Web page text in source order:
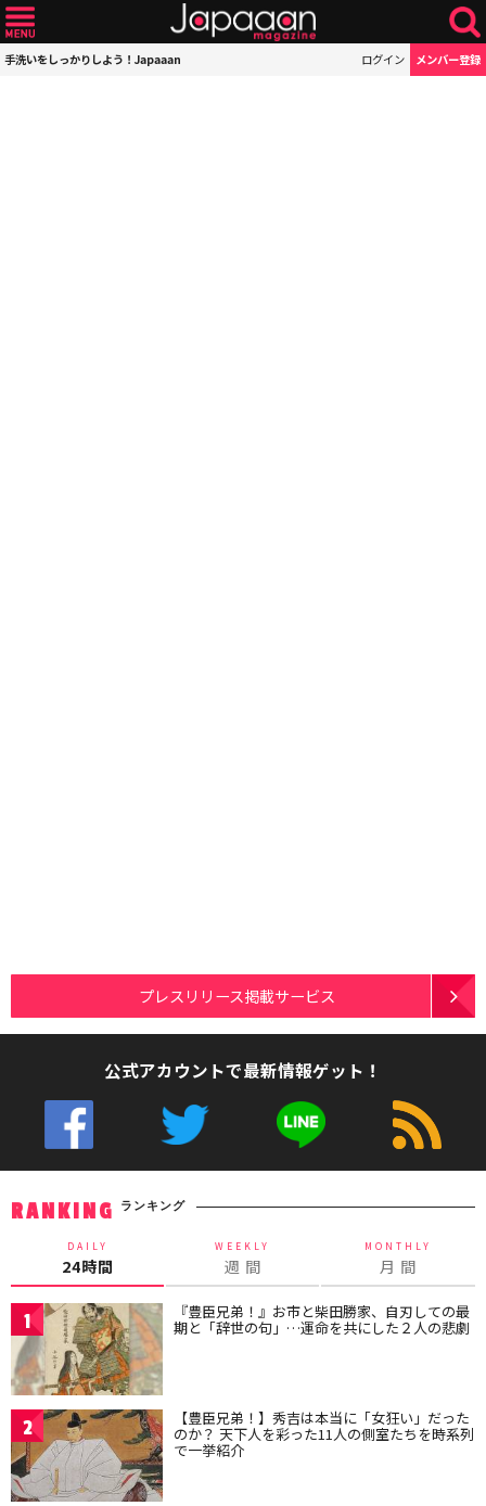
手洗いをしっかりしよう！Japaaan ログイン メンバー登録
プレスリリース掲載サービス
公式アカウントで最新情報ゲット！
RANKING ランキング
DAILY
24時間
WEEKLY
週 間
MONTHLY
月 間
1 『豊臣兄弟！』お市と柴田勝家、自刃しての最
期と「辞世の句」…運命を共にした２人の悲劇
2 【豊臣兄弟！】秀吉は本当に「女狂い」だった
のか？ 天下人を彩った11人の側室たちを時系列
で一挙紹介